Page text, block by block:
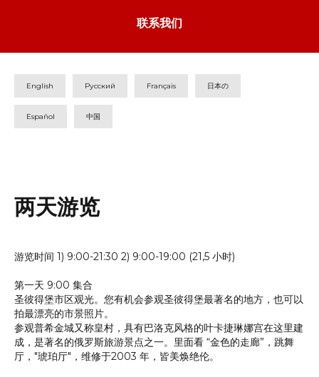
联系我们
English Русский Français 日本の
Español 中国
两天游览
游览时间 1) 9:00-21:30 2) 9:00-19:00 (21,5 小时)
第一天 9:00 集合
圣彼得堡市区观光。您有机会参观圣彼得堡最著名的地方，也可以
拍最漂亮的市景照片。
参观普希金城又称皇村，具有巴洛克风格的叶卡捷琳娜宫在这里建
成，是著名的俄罗斯旅游景点之一。里面看 “金色的走廊”，跳舞
厅，"琥珀厅"，维修于2003 年，皆美焕绝伦。